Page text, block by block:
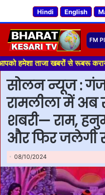
Hindi English
खबरों से रूबरू कराया जाएगा
सोलन न्यूज : गंज
रामलीला में अब
शबरी— राम,
और फिर जलेगी
08/10/2024